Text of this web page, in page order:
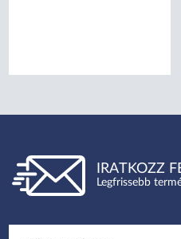
IRATKOZZ
Legfrissebb